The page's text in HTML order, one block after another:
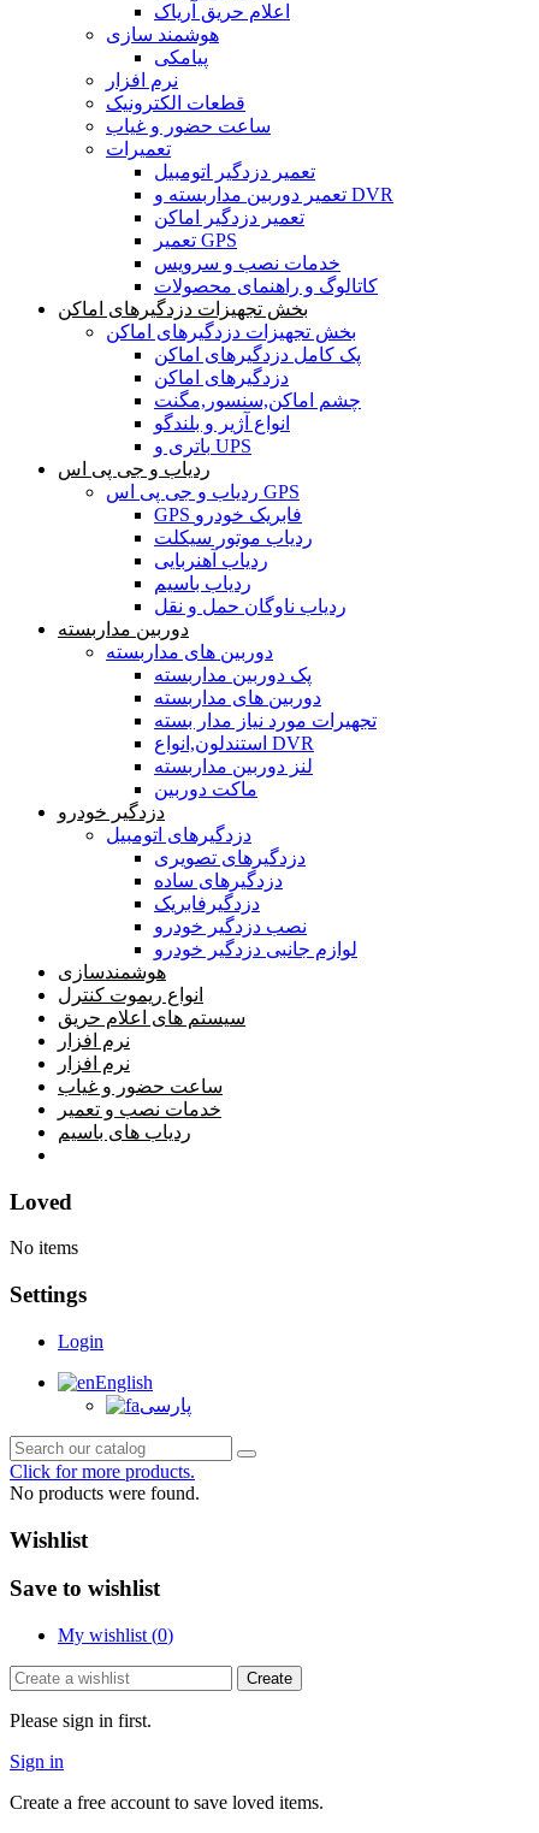
اعلام حریق آریاک
هوشمند سازی
پیامکی
نرم افزار
قطعات الکترونیک
ساعت حضور و غیاب
تعمیرات
تعمیر دزدگیر اتومبیل
تعمیر دوربین مداربسته و DVR
تعمیر دزدگیر اماکن
تعمیر GPS
خدمات نصب و سرویس
کاتالوگ و راهنمای محصولات
بخش تجهیزات دزدگیرهای اماکن
بخش تجهیزات دزدگیرهای اماکن
پک کامل دزدگیرهای اماکن
دزدگیرهای اماکن
چشم اماکن,سنسور,مگنت
انواع آژیر و بلندگو
باتری و UPS
ردیاب و جی پی اس
ردیاب و جی پی اس GPS
GPS فابریک خودرو
ردیاب موتور سیکلت
ردیاب آهنربایی
ردیاب باسیم
ردیاب ناوگان حمل و نقل
دوربین مداربسته
دوربین های مداربسته
پک دوربین مداربسته
دوربین های مداربسته
تجهیرات مورد نیاز مدار بسته
استندلون,انواع DVR
لنز دوربین مداربسته
ماکت دوربین
دزدگیر خودرو
دزدگیرهای اتومبیل
دزدگیرهای تصویری
دزدگیرهای ساده
دزدگیرفابریک
نصب دزدگیر خودرو
لوازم جانبی دزدگیر خودرو
هوشمندسازی
انواع ریموت کنترل
سیستم های اعلام حریق
نرم افزار
نرم افزار
ساعت حضور و غیاب
خدمات نصب و تعمیر
ردیاب های باسیم
Loved
No items
Settings
Login
English
پارسی
Click for more products.
No products were found.
Wishlist
Save to wishlist
My wishlist (0)
Create
Please sign in first.
Sign in
Create a free account to save loved items.